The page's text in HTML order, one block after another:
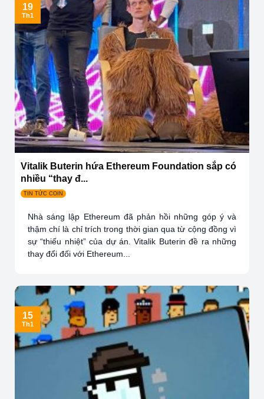
Vitalik Buterin hứa Ethereum Foundation sắp có
nhiều “thay đ...
TIN TỨC COIN
Nhà sáng lập Ethereum đã phản hồi những góp ý và
thậm chí là chỉ trích trong thời gian qua từ cộng đồng vì
sự “thiếu nhiệt” của dự án. Vitalik Buterin đề ra những
thay đổi đối với Ethereum...
19
Th1
15
Th1